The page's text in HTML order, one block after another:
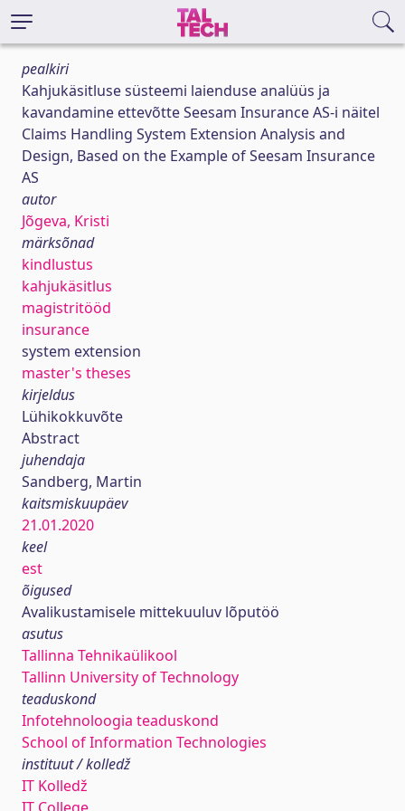
pealkiri
Kahjukäsitluse süsteemi laienduse analüüs ja
kavandamine ettevõtte Seesam Insurance AS-i näitel
Claims Handling System Extension Analysis and
Design, Based on the Example of Seesam Insurance
AS
autor
Jõgeva, Kristi
märksõnad
kindlustus
kahjukäsitlus
magistritööd
insurance
system extension
master's theses
kirjeldus
Lühikokkuvõte
Abstract
juhendaja
Sandberg, Martin
kaitsmiskuupäev
21.01.2020
keel
est
õigused
Avalikustamisele mittekuuluv lõputöö
asutus
Tallinna Tehnikaülikool
Tallinn University of Technology
teaduskond
Infotehnoloogia teaduskond
School of Information Technologies
instituut / kolledž
IT Kolledž